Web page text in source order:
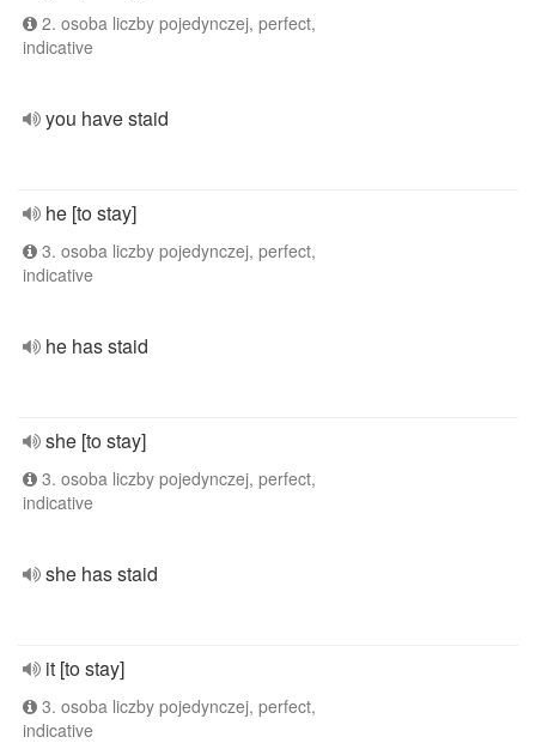
2. osoba liczby pojedynczej, perfect,
indicative
you have staid
he [to stay]
3. osoba liczby pojedynczej, perfect,
indicative
he has staid
she [to stay]
3. osoba liczby pojedynczej, perfect,
indicative
she has staid
it [to stay]
3. osoba liczby pojedynczej, perfect,
indicative